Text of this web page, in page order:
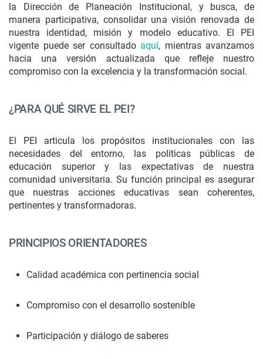
la Dirección de Planeación Institucional, y busca, de
manera participativa, consolidar una visión renovada de
nuestra identidad, misión y modelo educativo. El PEI
vigente puede ser consultado aquí, mientras avanzamos
hacia una versión actualizada que refleje nuestro
compromiso con la excelencia y la transformación social.
¿PARA QUÉ SIRVE EL PEI?
El PEI articula los propósitos institucionales con las
necesidades del entorno, las políticas públicas de
educación superior y las expectativas de nuestra
comunidad universitaria. Su función principal es asegurar
que nuestras acciones educativas sean coherentes,
pertinentes y transformadoras.
PRINCIPIOS ORIENTADORES
Calidad académica con pertinencia social
Compromiso con el desarrollo sostenible
Participación y diálogo de saberes